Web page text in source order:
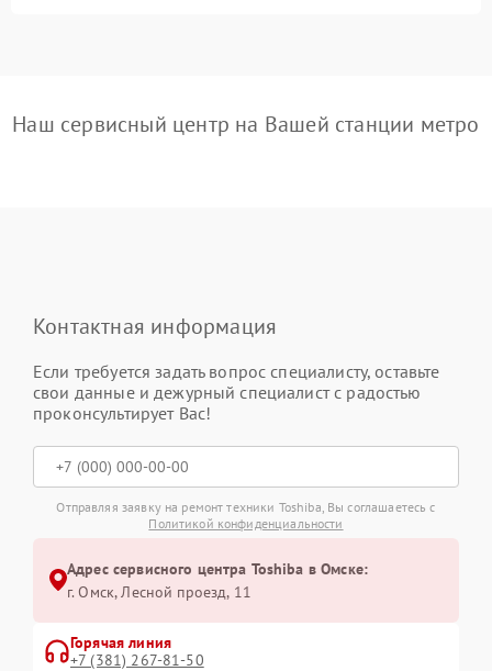
Наш сервисный центр на Вашей станции метро
Контактная информация
Если требуется задать вопрос специалисту, оставьте
свои данные и дежурный специалист с радостью
проконсультирует Вас!
Отправляя заявку на ремонт техники Toshiba, Вы соглашаетесь с
Политикой конфиденциальности
Адрес сервисного центра Toshiba в Омске:
г. Омск, ​Лесной проезд, 11
Горячая линия
+7 (381) 267-81-50